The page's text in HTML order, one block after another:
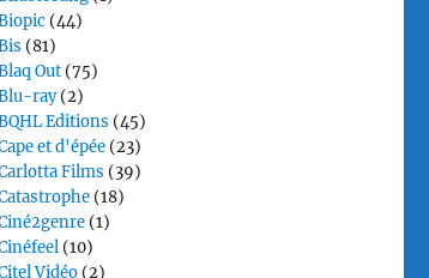
(44)
(81)
Out (75)
ray(2)
Editions (45)
et d'épée (23)
Films (39)
(18)
(1)
(10)
Vidéo (2)